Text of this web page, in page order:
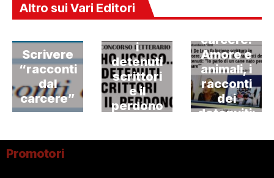
Altro sui Vari Editori
Scrivere
“racconti
dal
carcere”
i
detenuti
scrittori
e il
perdono
carcere.
Amore e
animali, i
racconti
dei
detenuiti:
di un
Promotori